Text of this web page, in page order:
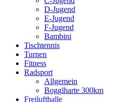
D-Jugend
E-Jugend
F-Jugend
Bambini
Tischtennis
Turnen
Fitness
Radsport
Allgemein
Bogglharte 300km
Freilufthalle